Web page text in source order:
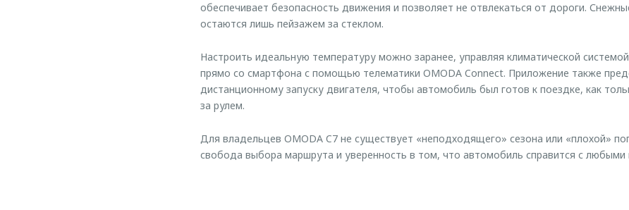
обеспечивает безопасность движения и позволяет не отвлекаться от дороги.
остаются лишь пейзажем за стеклом.
Настроить идеальную температуру можно заранее, управляя климатической
прямо со смартфона с помощью телематики OMODA Connect. Приложение также
дистанционному запуску двигателя, чтобы автомобиль был готов к поездке, как
за рулем.
Для владельцев OMODA C7 не существует «неподходящего» сезона или «плохой»
свобода выбора маршрута и уверенность в том, что автомобиль справится с любыми